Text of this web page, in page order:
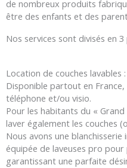
de nombreux produits
être des enfants et des
Nos services sont divisés en
Location de couches lavables :
Disponible partout en
téléphone et/ou visio.
Pour les habitants du «
laver également les couches
Nous avons une
équipée de laveuses pro
garantissant une parfaite